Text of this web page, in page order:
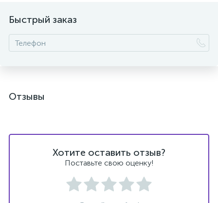
Быстрый заказ
Отзывы
Хотите оставить отзыв?
Поставьте свою оценку!